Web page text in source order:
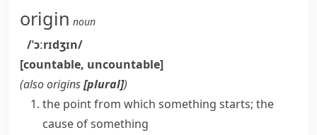
origin noun
/ˈɔːrɪdʒɪn/
[countable, uncountable]
(alsoorigins[plural])
the point from which something starts; the
cause of something